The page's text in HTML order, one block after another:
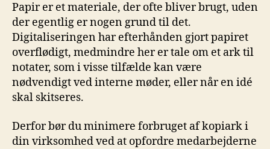
Papir er et materiale, der ofte bliver brugt, uden
der egentlig er nogen grund til det.
Digitaliseringen har efterhånden gjort papiret
overflødigt, medmindre her er tale om et ark til
notater, som i visse tilfælde kan være
nødvendigt ved interne møder, eller når en idé
skal skitseres.
Derfor bør du minimere forbruget af kopiark i
din virksomhed ved at opfordre medarbejderne